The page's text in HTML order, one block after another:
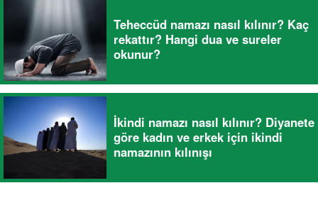
Teheccüd namazı nasıl kılınır? Kaç
rekattır? Hangi dua ve sureler
okunur?
İkindi namazı nasıl kılınır? Diyanete
göre kadın ve erkek için ikindi
namazının kılınışı